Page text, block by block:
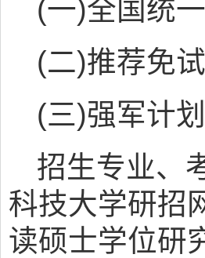
(一)全国统
(二)推荐免试
(三)强军计
招生专业、
科技大学研招
读硕士学位研